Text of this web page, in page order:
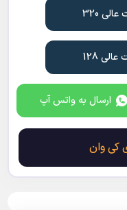
320
128
ارسال به واتس آپ